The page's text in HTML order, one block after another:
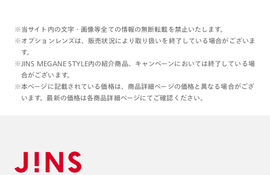
※当サイト内の文字・画像等全ての情報の無断転載を禁止いたします。
※オプションレンズは、販売状況により取り扱いを終了している場合がございま
す。
※JINS MEGANE STYLE内の紹介商品、キャンペーンにおいては終了している場
合がございます。
※本ページに記載されている価格は、商品詳細ページの価格と異なる場合がござ
います。最新の価格は各商品詳細ページにてご確認ください。